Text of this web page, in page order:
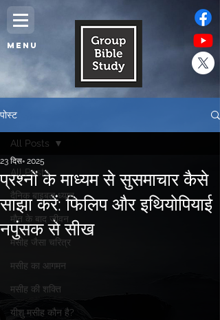
MENU
पोस्ट
All Posts
दैनिक बाइबल ध्यान,
मौत के बाद जीवन
मसीह जैसा चरित्र
मसीह का आगमन
मसीह की शक्ति
यीशु मसीह कौन है?
All Posts
प्रश्नों के माध्यम से सुसमाचार कैसे
साझा करें: फिलिप और इथियोपियाई
नपुंसक से सीख
23 दिस॰ 2025